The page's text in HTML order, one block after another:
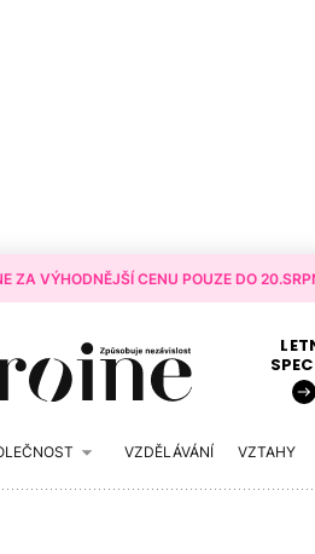
ZA VÝHODNĚJŠÍ CENU POUZE DO
VZDĚLÁVÁNÍ VZTAHY